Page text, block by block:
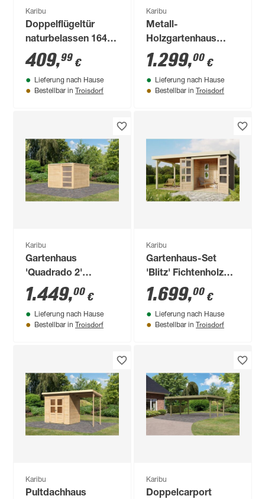
Karibu
Doppelflügeltür
naturbelassen 164 x
180,5 cm
409,99 €
Lieferung nach Hause
Bestellbar in Troisdorf
Karibu
Metall-
Holzgartenhaus
'Komet B'
terragrau/anthrazit
Doppelflügeltür
228,5 x 235x 208,5
1.299,00 €
Lieferung nach Hause
Bestellbar in Troisdorf
Karibu
Gartenhaus
'Quadrado 2'
naturbelassen 276 x
214 x 276 cm
1.449,00 €
Lieferung nach Hause
Bestellbar in Troisdorf
Karibu
Gartenhaus-Set
'Blitz' Fichtenholz
terragrau 462 x 211
x 217 cm
1.699,00 €
Lieferung nach Hause
Bestellbar in Troisdorf
Karibu
Pultdachhaus
Karibu
Doppelcarport